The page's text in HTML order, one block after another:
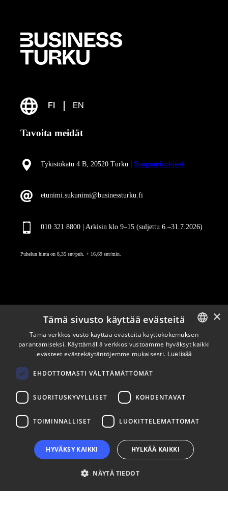
FI EN
Tavoita meidät
Tykistökatu 4 B, 20520 Turku | Saapumisohjeet
etunimi.sukunimi@businessturku.fi
010 321 8800 | Arkisin klo 9–15 (suljettu 6.–31.7.2026)
Puhelun hinta on 8,35 snt/puh. + 16,69 snt/min.
Pysy ajan tasalla
Tilaa uutiskirjeemme
Seuraa meitä
LinkedIn Facebook Instagram
ENGLISH
×
Tämä sivusto käyttää evästeitä
Tämä verkkosivusto käyttää evästeitä käyttökokemuksen
parantamiseksi. Käyttämällä verkkosivustoamme hyväksyt kaikki
evästeet evästekäytäntöjemme mukaisesti. Lue lisää
EHDOTTOMASTI VÄLTTÄMÄTTÖMÄT
SUORITUSKYVYLLISET KOHDENTAVAT
TOIMINNALLISET LUOKITTELEMATTOMAT
HYVÄKSY KAIKKI HYLKÄÄ KAIKKI
NÄYTÄ TIEDOT